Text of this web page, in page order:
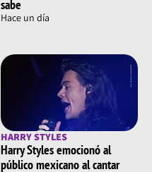
sabe
Hace un día
HARRY STYLES
Harry Styles emocionó al
público mexicano al cantar